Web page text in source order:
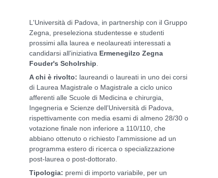
L'Università di Padova, in partnership con il Gruppo
Zegna, preseleziona studentesse e studenti
prossimi alla laurea e neolaureati interessati a
candidarsi all'iniziativa Ermenegilzo Zegna
Fouder's Scholrship
A chi è rivolto: laureandi o laureati in uno dei corsi
di Laurea Magistrale o Magistrale a ciclo unico
afferenti alle Scuole di Medicina e chirurgia,
Ingegneria e Scienze dell’Università di Padova,
rispettivamente con media esami di almeno 28/30 o
votazione finale non inferiore a 110/110, che
abbiano ottenuto o richiesto l’ammissione ad un
programma estero di ricerca o specializzazione
post-laurea o post-dottorato.
Tipologia: premi di importo variabile, per un